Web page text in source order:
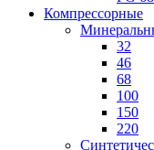
Компрессорные
32
46
68
100
150
220